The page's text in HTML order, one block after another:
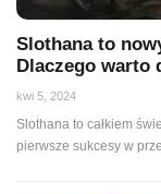
Slothana to
Dlaczego warto
kwi 5, 2024
Slothana to całkiem
pierwsze sukcesy w